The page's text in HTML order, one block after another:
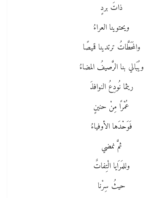
ذاتَ بردٍ
ويحتوينا العراءُ
والمَحَطَّاتُ ترتدينا قميصًا
ويُبَالي بنا الرَّصيفُ المضاءُ
ريثما نُودِعُ النوافذَ
عُمْرًا مِنْ حنينٍ
فَوَحْدَها الأوفياءُ
ثمَّ نمضي
وللمَرَايا الْتِفاتٌ
حيثُ سِرْنا